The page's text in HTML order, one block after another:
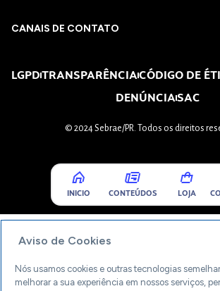
CANAIS DE CONTATO
LGPDTRANSPARÊNCIACÓDIGO DE
DENÚNCIASAC
© 2024 Sebrae/PR. Todos os direitos
INICIO CONTEÚDOS LOJA
Aviso de Cookies
Nós usamos cookies e outras tecnologias
melhorar a sua experiência em nossos serviços,